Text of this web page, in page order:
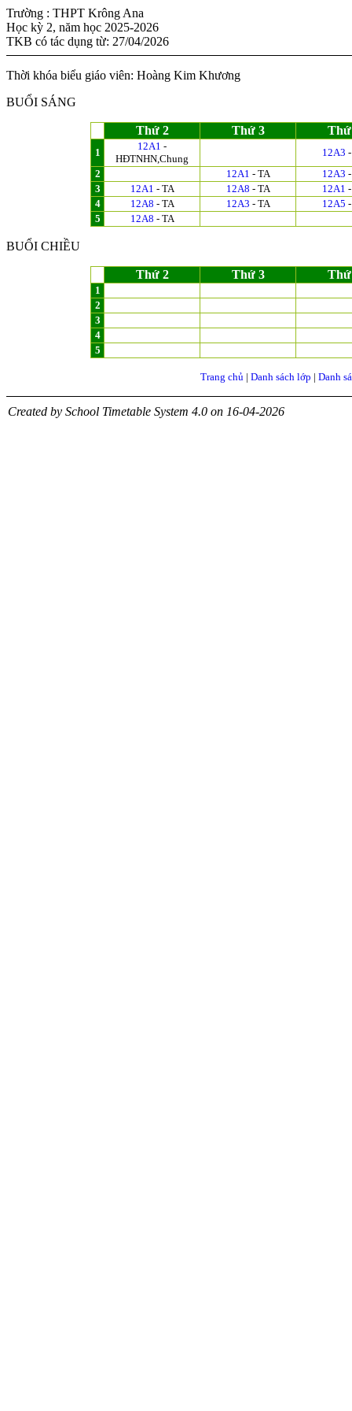
Trường : THPT Krông Ana
Học kỳ 2, năm học 2025-2026
TKB có tác dụng từ: 27/04/2026
Thời khóa biểu giáo viên: Hoàng Kim Khương
BUỔI SÁNG
Thứ 2 Thứ 3 Thứ
1
12A1 -
HĐTNHN,Chung
12A3
2
12A1 - TA 12A3
3
12A1 - TA 12A8 - TA 12A1
4
12A8 - TA 12A3 - TA 12A5
5
12A8 - TA
BUỔI CHIỀU
Thứ 2 Thứ 3 Thứ
1
2
3
4
5
Trang chủ| Danh sách lớp | Danh
Created by School Timetable System 4.0 on 16-04-2026